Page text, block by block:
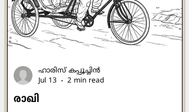
ജോര്‍ജുകുട്ടിയുടെ മെരുമെരുപ്പും
മേക്കിട്ട് കേറ്റവും കൊച്ചുത്രേസ്യാക്കുട്ടി
കാണുന്നുണ്ടായിരുന്നു. പ്രത്യേകിച്ച
രാഖി
ഹാരിസ് കപ്പൂച്ചിന്‍
Jul 13
2 min read